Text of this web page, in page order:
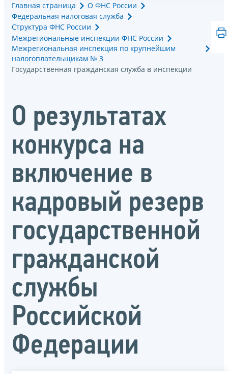
Главная страница
О ФНС России
Федеральная налоговая служба
Структура ФНС России
Межрегиональные инспекции ФНС России
Межрегиональная инспекция по крупнейшим
налогоплательщикам № 3
Государственная гражданская служба в инспекции
О результатах
конкурса на
включение в
кадровый резерв
государственной
гражданской
службы
Российской
Федерации